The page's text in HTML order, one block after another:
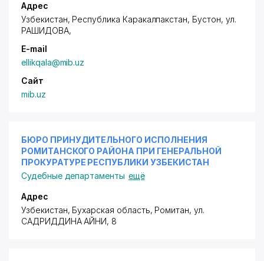
Адрес
Узбекистан, Республика Каракалпакстан, Бустон, ул.
РАШИДОВА,
E-mail
ellikqala@mib.uz
Сайт
mib.uz
БЮРО ПРИНУДИТЕЛЬНОГО ИСПОЛНЕНИЯ
РОМИТАНСКОГО РАЙОНА ПРИ ГЕНЕРАЛЬНОЙ
ПРОКУРАТУРЕ РЕСПУБЛИКИ УЗБЕКИСТАН
Судебные департаменты ещё
Адрес
Узбекистан, Бухарская область, Ромитан, ул.
САДРИДДИНА АЙНИ, 8